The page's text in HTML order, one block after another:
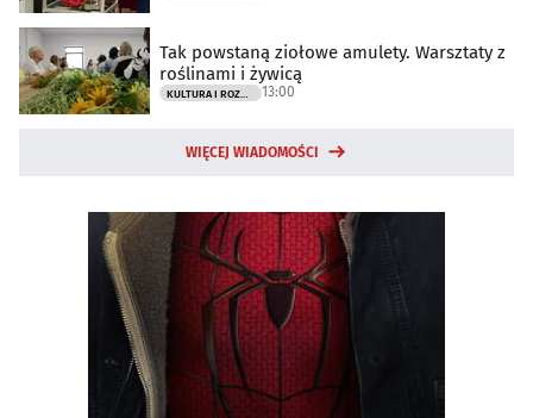
Tak powstaną ziołowe amulety. Warsztaty z
roślinami i żywicą
13:00
WIĘCEJ WIADOMOŚCI